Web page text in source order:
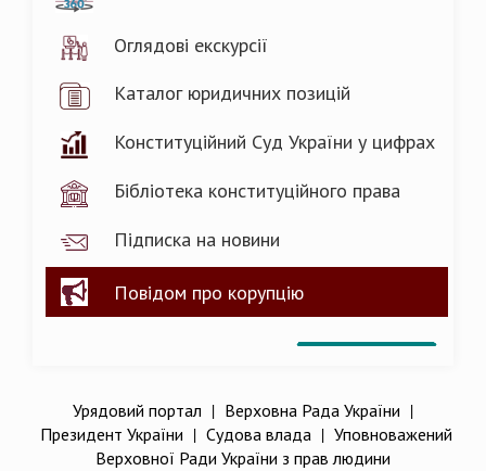
Оглядові екскурсії
Каталог юридичних позицій
Конституційний Суд України у цифрах
Бібліотека конституційного права
Підписка на новини
Повідом про корупцію
Урядовий портал | Верховна Рада України |
Президент України | Судова влада| Уповноважений
Верховної Ради України з прав людини